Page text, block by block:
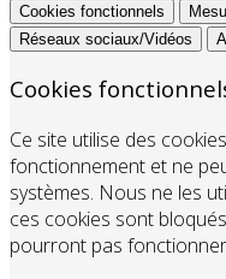
Cookies fonctionnels
Réseaux sociaux/Vidéos
Cookies
Ce site utilise des
fonctionnement et ne
systèmes. Nous ne les
ces cookies sont
pourront pas